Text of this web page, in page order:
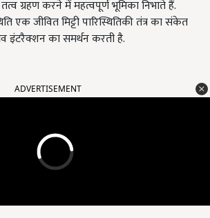
ग्रहण करने में महत्वपूर्ण भूमिका निभाते हैं.
एक जीवित मिट्टी पारिस्थितिकी तंत्र का संकेत
इंटरैक्शन का समर्थन करती है.
ADVERTISEMENT